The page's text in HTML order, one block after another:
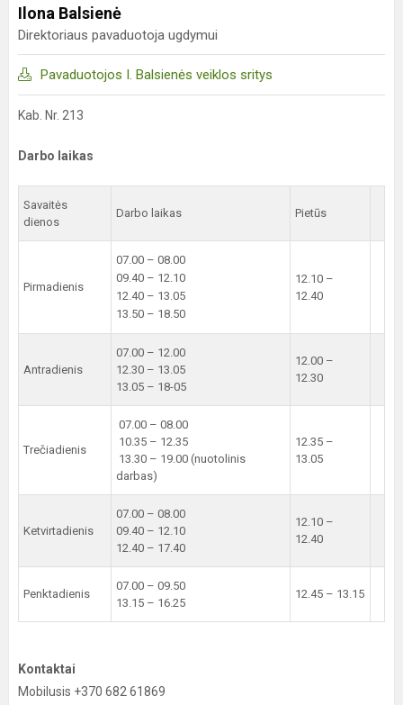
Ilona Balsienė
Direktoriaus pavaduotoja ugdymui
Pavaduotojos I. Balsienės veiklos sritys
Kab. Nr. 213
Darbo laikas
Savaitės
dienos
Darbo laikas Pietūs
Pirmadienis
07.00 – 08.00
09.40 – 12.10
12.40 – 13.05
13.50 – 18.50
12.10 –
12.40
Antradienis
07.00 – 12.00
12.30 – 13.05
13.05 – 18-05
12.00 –
12.30
Trečiadienis
07.00 – 08.00
10.35 – 12.35
13.30 – 19.00 (nuotolinis
darbas)
12.35 –
13.05
Ketvirtadienis
07.00 – 08.00
09.40 – 12.10
12.40 – 17.40
12.10 –
12.40
Penktadienis
07.00 – 09.50
13.15 – 16.25
12.45 – 13.15
Kontaktai
Mobilusis +370 682 61869